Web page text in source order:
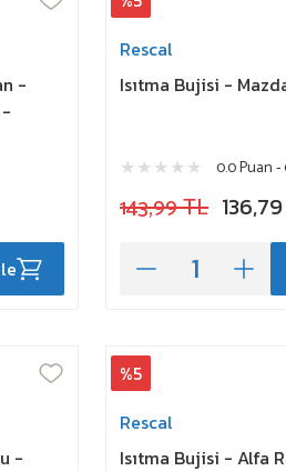
-
Rescal
Isıtma Bujisi -
0.0 Puan
143,99 TL
-
%5
Rescal
Isıtma Bujisi - Alfa